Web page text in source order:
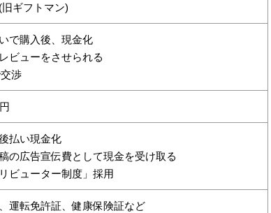
ギフトマン)
で購入後、現金化
ビューをさせられる
渉
払い現金化
の広告宣伝費として現金を受け取る
ビューター制度」採用
運転免許証、健康保険証など